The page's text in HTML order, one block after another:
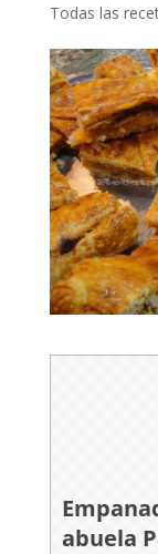
Todas las
abuela